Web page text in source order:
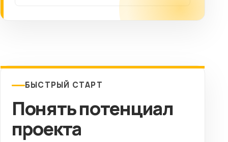
БЫСТРЫЙ СТАРТ
Понять потенциал
проекта